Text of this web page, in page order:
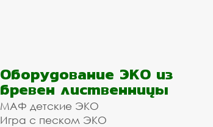
Оборудование ЭКО из
бревен лиственницы
МАФ детские ЭКО
Игра с песком ЭКО